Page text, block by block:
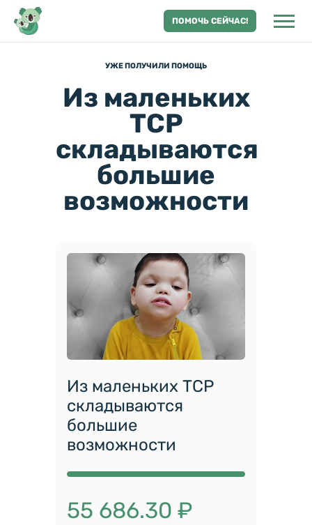
ПОМОЧЬ СЕЙЧАС!
УЖЕ ПОЛУЧИЛИ ПОМОЩЬ
Из маленьких
ТСР
складываются
большие
возможности
Из маленьких ТСР
складываются
большие
возможности
55 686.30 ₽